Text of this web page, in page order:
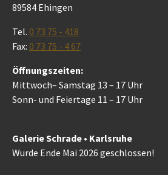
89584 Ehingen
Tel. 0 73 75 - 418
Fax: 0 73 75 - 4 67
Öffnungszeiten:
Mittwoch– Samstag 13 – 17 Uhr
Sonn- und Feiertage 11 – 17 Uhr
Galerie Schrade • Karlsruhe
Wurde Ende Mai 2026 geschlossen!